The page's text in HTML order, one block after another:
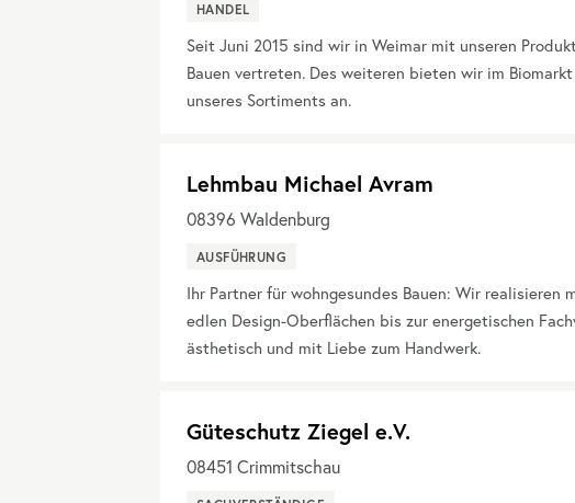
HANDEL
Seit Juni 2015 sind wir in Weimar mit unseren
Bauen vertreten. Des weiteren bieten wir im
unseres Sortiments an.
Lehmbau Michael Avram
08396 Waldenburg
AUSFÜHRUNG
Ihr Partner für wohngesundes Bauen: Wir realisieren
edlen Design-Oberflächen bis zur energetischen
ästhetisch und mit Liebe zum Handwerk.
Güteschutz Ziegel e.V.
08451 Crimmitschau